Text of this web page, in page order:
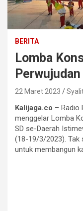
BERITA
Lomba
22 Maret 2023
Kalijaga.co – Radio
menggelar Lomba
SD se-Daerah
(18-19/3/2023). Tak
untuk membangun